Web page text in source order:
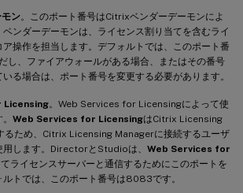
ン。このポート番号はCitrixベンダーデーモンによ
ベンダーデーモンは、ライセンス割り当てを含むライ
操作を担当します。デフォルトでは、このポート番
し、ファイアウォールがある場合、またはその番号
る場合は、ポート番号を変更する必要があります。
Licensing。Web Services for Licensingによって使
Web Services for LicensingはCitrix Licensing
るため、Citrix Licensing Managerに接続するユーザ
用します。DirectorとStudioは、 Web Services for
ライセンスサーバーと通信するためにこのポートを
トでは、このポート番号は8083です。